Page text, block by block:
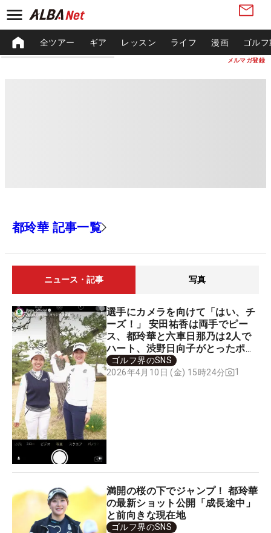
メルマガ登録
全ツアー ギア レッスン ライフ 漫画 ゴル
都玲華 記事一覧
ニュース・記事 写真
選手にカメラを向けて「はい、チ
ーズ！」 安田祐香は両手でピー
ス、都玲華と六車日那乃は2人で
ハート、渋野日向子がとったポー
ズは…？
ゴルフ界のSNS
2026年4月10日 (金) 15時24分
1
満開の桜の下でジャンプ！ 都玲華
の最新ショット公開「成長途中」
と前向きな現在地
ゴルフ界のSNS